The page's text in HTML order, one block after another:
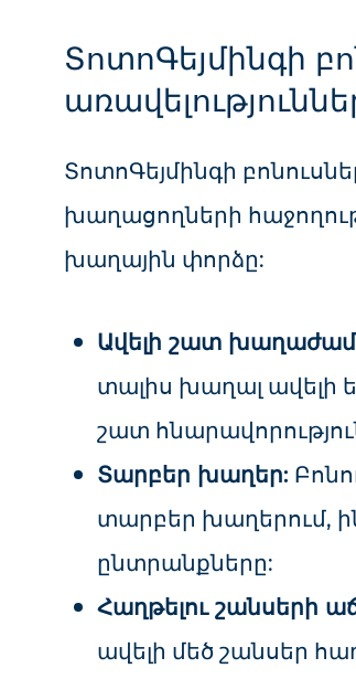
ՏոտոԳեյմինգի
ՏոտոԳեյմինգի
խաղացողների
խաղային փորձը:
Ավելի շատ
տալիս խաղալ ավելի
շատ
Տարբեր խաղեր:
տարբեր խաղերում,
ընտրանքները:
Հաղթելու շանսերի
ավելի մեծ շանսեր